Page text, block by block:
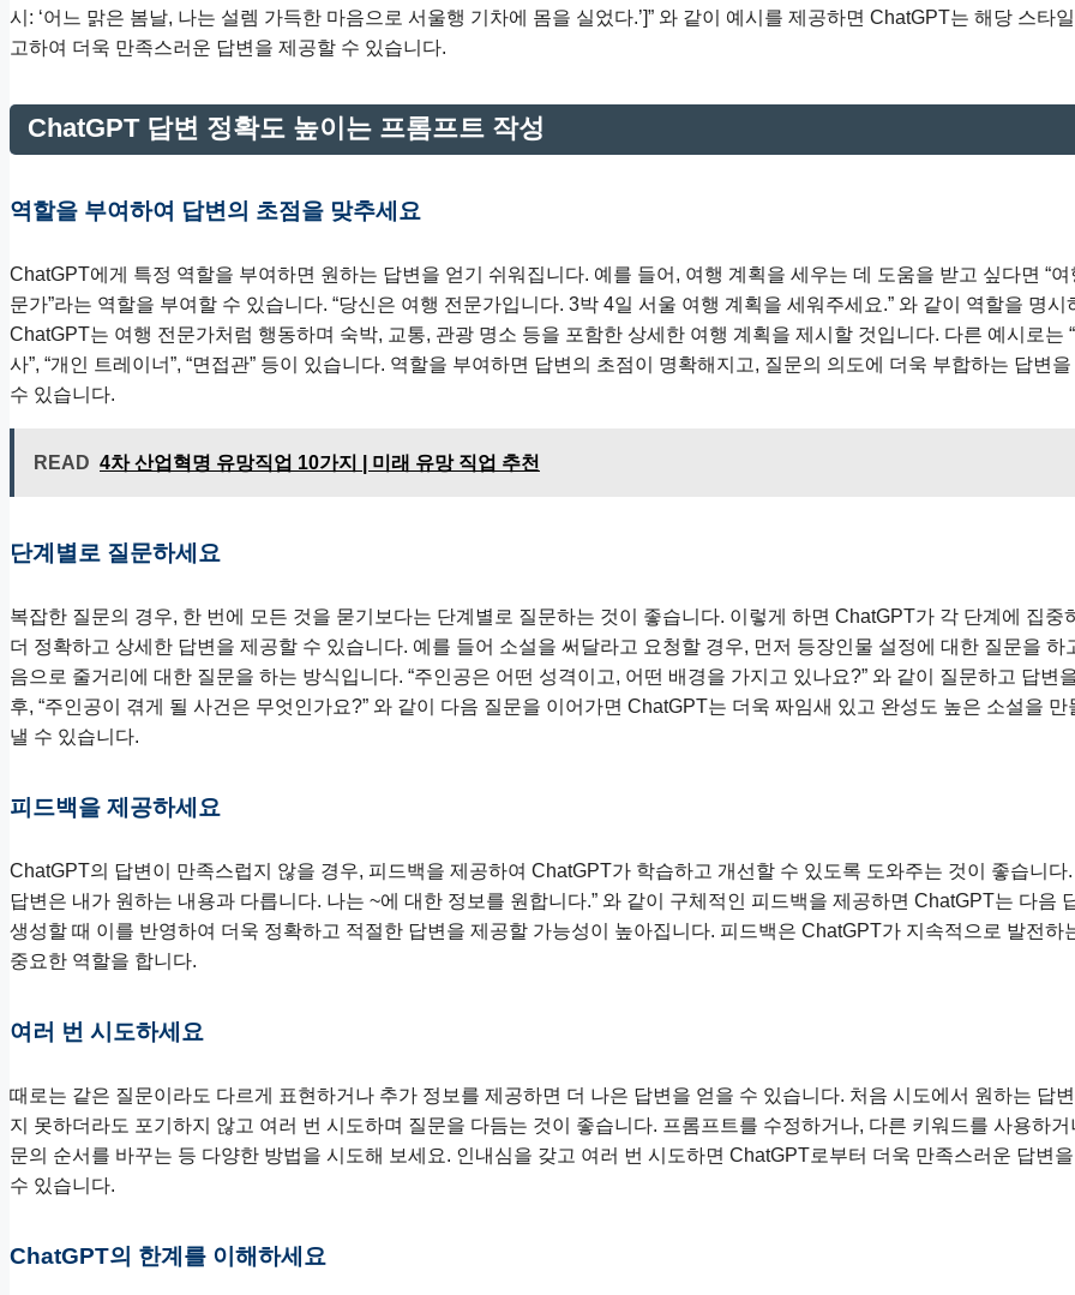
시: ‘어느 맑은 봄날, 나는 설렘 가득한 마음으로 서울행 기차에 몸을 실었다.’]” 와 같이 예시를 제공하면 ChatGPT는 해당 스타
고하여 더욱 만족스러운 답변을 제공할 수 있습니다.
ChatGPT 답변 정확도 높이는 프롬프트 작성
역할을 부여하여 답변의 초점을 맞추세요
ChatGPT에게 특정 역할을 부여하면 원하는 답변을 얻기 쉬워집니다. 예를 들어, 여행 계획을 세우는 데 도움을 받고 싶다면 “여
문가”라는 역할을 부여할 수 있습니다. “당신은 여행 전문가입니다. 3박 4일 서울 여행 계획을 세워주세요.” 와 같이 역할을 명시
ChatGPT는 여행 전문가처럼 행동하며 숙박, 교통, 관광 명소 등을 포함한 상세한 여행 계획을 제시할 것입니다. 다른 예시로는 “
사”, “개인 트레이너”, “면접관” 등이 있습니다. 역할을 부여하면 답변의 초점이 명확해지고, 질문의 의도에 더욱 부합하는 답변을
수 있습니다.
READ 4차 산업혁명 유망직업 10가지 | 미래 유망 직업 추천
단계별로 질문하세요
복잡한 질문의 경우, 한 번에 모든 것을 묻기보다는 단계별로 질문하는 것이 좋습니다. 이렇게 하면 ChatGPT가 각 단계에 집중
더 정확하고 상세한 답변을 제공할 수 있습니다. 예를 들어 소설을 써달라고 요청할 경우, 먼저 등장인물 설정에 대한 질문을 하
음으로 줄거리에 대한 질문을 하는 방식입니다. “주인공은 어떤 성격이고, 어떤 배경을 가지고 있나요?” 와 같이 질문하고 답변
후, “주인공이 겪게 될 사건은 무엇인가요?” 와 같이 다음 질문을 이어가면 ChatGPT는 더욱 짜임새 있고 완성도 높은 소설을 만
낼 수 있습니다.
피드백을 제공하세요
ChatGPT의 답변이 만족스럽지 않을 경우, 피드백을 제공하여 ChatGPT가 학습하고 개선할 수 있도록 도와주는 것이 좋습니다.
답변은 내가 원하는 내용과 다릅니다. 나는 ~에 대한 정보를 원합니다.” 와 같이 구체적인 피드백을 제공하면 ChatGPT는 다음
생성할 때 이를 반영하여 더욱 정확하고 적절한 답변을 제공할 가능성이 높아집니다. 피드백은 ChatGPT가 지속적으로 발전하
중요한 역할을 합니다.
여러 번 시도하세요
때로는 같은 질문이라도 다르게 표현하거나 추가 정보를 제공하면 더 나은 답변을 얻을 수 있습니다. 처음 시도에서 원하는 답
지 못하더라도 포기하지 않고 여러 번 시도하며 질문을 다듬는 것이 좋습니다. 프롬프트를 수정하거나, 다른 키워드를 사용하거
문의 순서를 바꾸는 등 다양한 방법을 시도해 보세요. 인내심을 갖고 여러 번 시도하면 ChatGPT로부터 더욱 만족스러운 답변
수 있습니다.
ChatGPT의 한계를 이해하세요